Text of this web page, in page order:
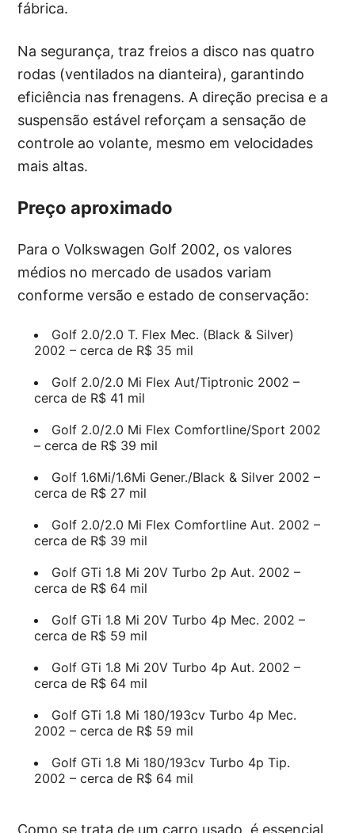
fábrica.
Na segurança, traz freios a disco nas quatro
rodas (ventilados na dianteira), garantindo
eficiência nas frenagens. A direção precisa e a
suspensão estável reforçam a sensação de
controle ao volante, mesmo em velocidades
mais altas.
Preço aproximado
Para o Volkswagen Golf 2002, os valores
médios no mercado de usados variam
conforme versão e estado de conservação:
Golf 2.0/2.0 T. Flex Mec. (Black & Silver)
2002 – cerca de R$ 35 mil
Golf 2.0/2.0 Mi Flex Aut/Tiptronic 2002 –
cerca de R$ 41 mil
Golf 2.0/2.0 Mi Flex Comfortline/Sport 2002
– cerca de R$ 39 mil
Golf 1.6Mi/1.6Mi Gener./Black & Silver 2002 –
cerca de R$ 27 mil
Golf 2.0/2.0 Mi Flex Comfortline Aut. 2002 –
cerca de R$ 39 mil
Golf GTi 1.8 Mi 20V Turbo 2p Aut. 2002 –
cerca de R$ 64 mil
Golf GTi 1.8 Mi 20V Turbo 4p Mec. 2002 –
cerca de R$ 59 mil
Golf GTi 1.8 Mi 20V Turbo 4p Aut. 2002 –
cerca de R$ 64 mil
Golf GTi 1.8 Mi 180/193cv Turbo 4p Mec.
2002 – cerca de R$ 59 mil
Golf GTi 1.8 Mi 180/193cv Turbo 4p Tip.
2002 – cerca de R$ 64 mil
Como se trata de um carro usado, é essencial